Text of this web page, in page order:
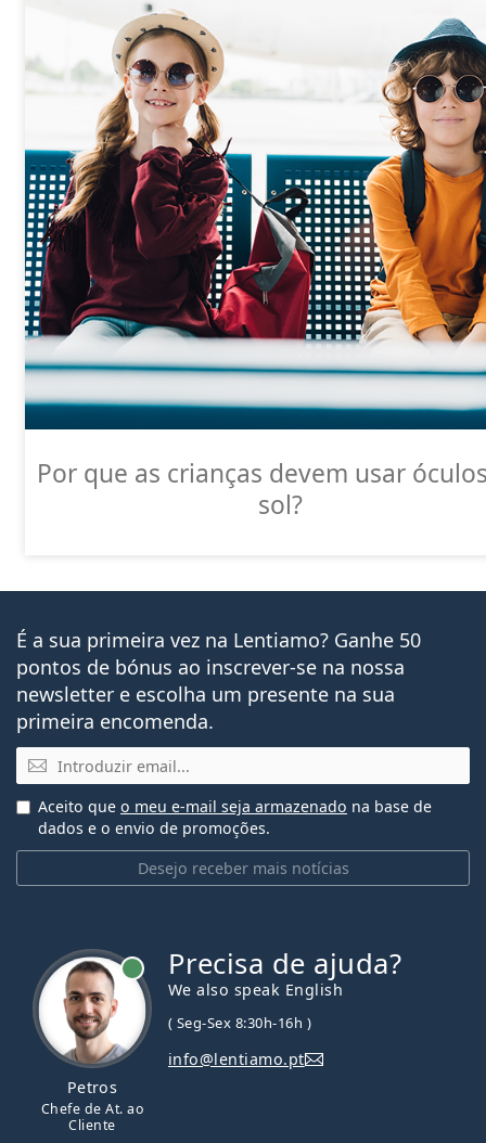
Por que as crianças devem usar
sol?
É a sua primeira vez na Lentiamo? Ganhe 50
pontos de bónus ao inscrever-se na nossa
newsletter e escolha um presente na sua
primeira encomenda.
Email
Desejo receber mais notícias
Aceito que o meu e-mail seja armazenado na base de
dados e o envio de promoções.
Petros
Chefe de At. ao
Cliente
Precisa de ajuda?
We also speak English
( Seg-Sex 8:30h-16h )
info@lentiamo.pt